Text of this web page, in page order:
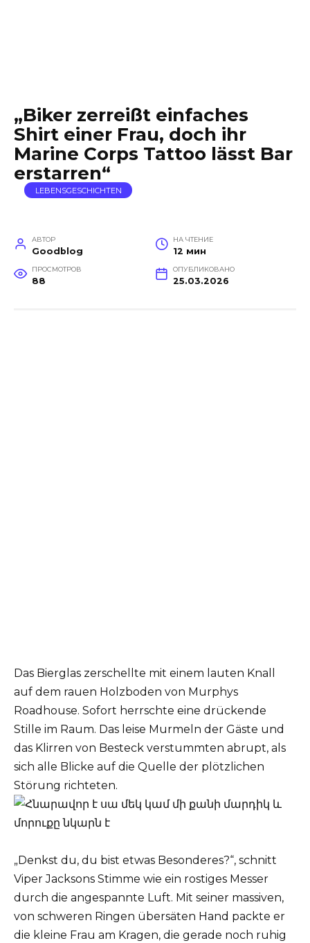
„Biker zerreißt einfaches
Shirt einer Frau, doch ihr
Marine Corps Tattoo lässt Bar
erstarren“
LEBENSGESCHICHTEN
АВТОР
Goodblog
НА ЧТЕНИЕ
12 мин
ПРОСМОТРОВ
88
ОПУБЛИКОВАНО
25.03.2026
Das Bierglas zerschellte mit einem lauten Knall
auf dem rauen Holzboden von Murphys
Roadhouse. Sofort herrschte eine drückende
Stille im Raum. Das leise Murmeln der Gäste und
das Klirren von Besteck verstummten abrupt, als
sich alle Blicke auf die Quelle der plötzlichen
Störung richteten.
„Denkst du, du bist etwas Besonderes?“, schnitt
Viper Jacksons Stimme wie ein rostiges Messer
durch die angespannte Luft. Mit seiner massiven,
von schweren Ringen übersäten Hand packte er
die kleine Frau am Kragen, die gerade noch ruhig